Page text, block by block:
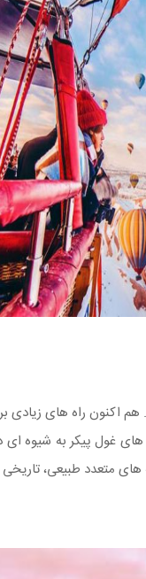
هم اکنون راه های
های غول پیکر به
های متعدد طبیعی،